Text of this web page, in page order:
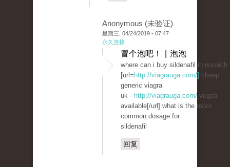
Anonymous (未验证)
星期三, 04/24/2019 - 07:47
永久连接
冒个泡吧！ | 泡泡
where can i buy sildenafil in norwich
[url= http://viagrauga.com/] cheap
generic viagra
uk - http://viagrauga.com/ viagra
available[/url] what is the most
common dosage for
sildenafil
回复